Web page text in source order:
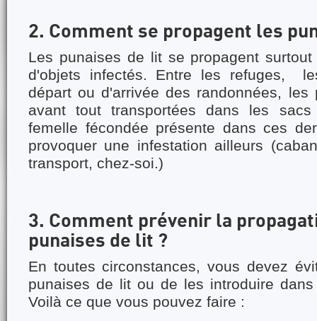
2. Comment se propagent les
Les punaises de lit se propagent
d'objets infectés. Entre les refuges,
départ ou d'arrivée des randonnées,
avant tout transportées dans les
femelle fécondée présente dans ces
provoquer une infestation ailleurs
transport, chez-soi.)
3. Comment prévenir la
punaises de lit ?
En toutes circonstances, vous devez
punaises de lit ou de les introduire
Voilà ce que vous pouvez faire :